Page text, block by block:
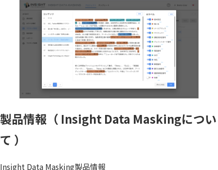
製品情報（ Insight Data Maskingについ
て ）
Insight Data Masking製品情報